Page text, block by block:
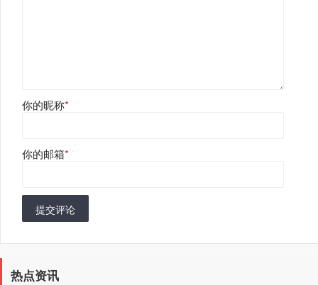
你的昵称*
你的邮箱*
提交评论
热点资讯